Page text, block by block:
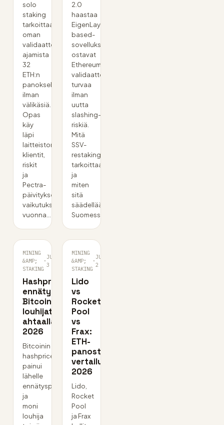
solo
staking
tarkoittaa
oman
validaattorin
ajamista
32
ETH:n
panoksella
ilman
välikäsiä.
Opas
käy
läpi
laitteiston,
klientit,
riskit
ja
Pectra-
päivityksen
vaikutukset
vuonna…
2.0
haastaa
EigenLayerin:
based-
sovellukset
ostavat
Ethereumin
validaattorijoukon
turvaa
ilman
uutta
slashing-
riskiä.
Mitä
SSV-
restaking
tarkoittaa
ja
miten
sitä
säädellään
Suomessa?
MINING
&AMP;
STAKING
·
JUL
3
Hashprice
ennätysalhaalla:
Bitcoin-
louhijat
ahtaalla
2026
Bitcoinin
hashprice
painui
lähelle
ennätyspohjaa,
ja
moni
louhija
MINING
&AMP;
STAKING
·
JUL
2
Lido
vs
Rocket
Pool
vs
Frax:
ETH-
panostuksen
vertailu
2026
Lido,
Rocket
Pool
ja Frax